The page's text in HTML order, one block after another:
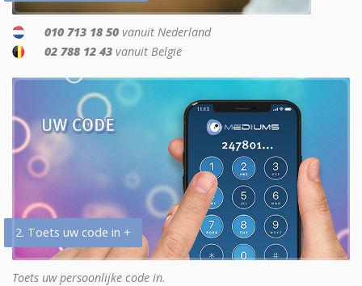
010 713 18 50 vanuit Nederland
02 788 12 43 vanuit België
2. Toets uw code in +
Toets uw persoonlijke code in.